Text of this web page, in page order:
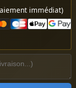
immédiat)